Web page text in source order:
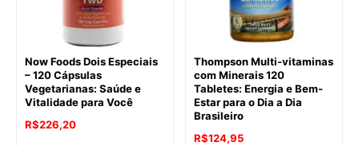
Now Foods Dois Especiais
– 120 Cápsulas
Vegetarianas: Saúde e
Vitalidade para Você
R$226,20
Thompson Multi-vitaminas
com Minerais 120
Tabletes: Energia e Bem-
Estar para o Dia a Dia
Brasileiro
R$124,95